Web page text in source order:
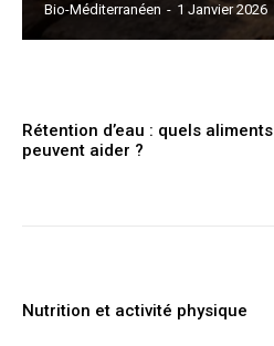
Bio-Méditerranéen - 1 Janvier 2026
Rétention d’eau : quels aliments
peuvent aider ?
Nutrition et activité physique